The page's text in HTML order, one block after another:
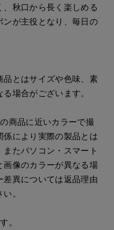
秋口から長く楽しめる
ンが主役となり、毎日の
品とはサイズや色味、素
場合がございます。
商品に近いカラーで撮
により実際の製品とは
たパソコン・スマート
画像のカラーが異なる場
異については返品理由
。
。